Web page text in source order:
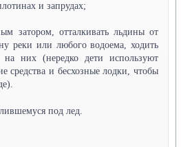
плотинах и запрудах;
затором, отталкивать льдины от
реки или любого водоема, ходить
них (нередко дети используют
средства и бесхозные лодки, чтобы
под лед.